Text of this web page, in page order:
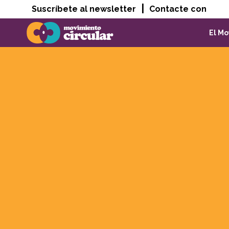
Suscríbete al newsletter Contacte con
El